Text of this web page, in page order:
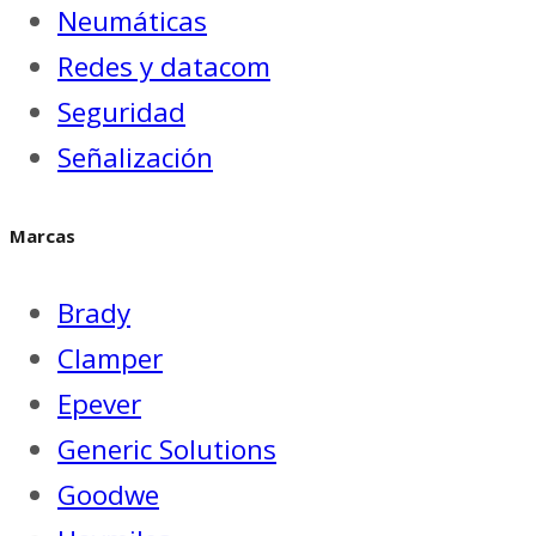
Neumáticas
Redes y datacom
Seguridad
Señalización
Marcas
Brady
Clamper
Epever
Generic Solutions
Goodwe